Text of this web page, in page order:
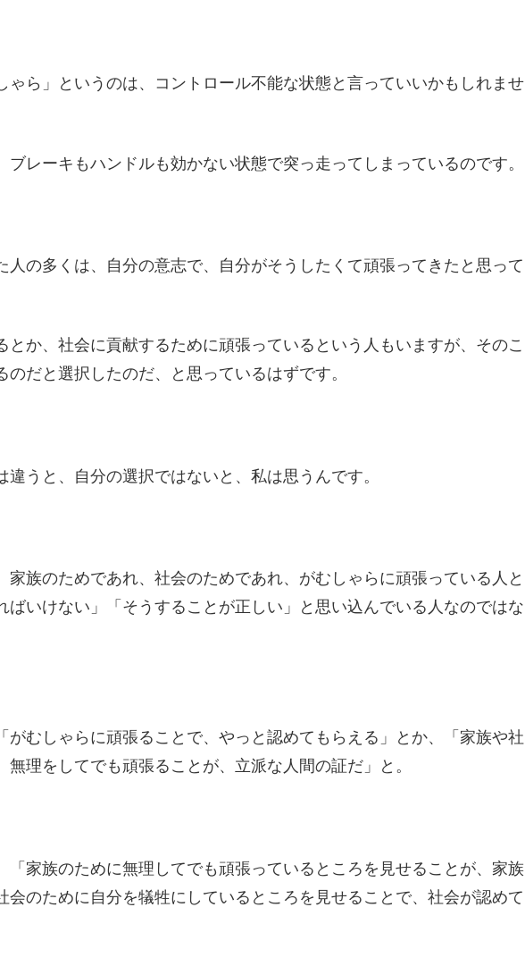
ゃら」というのは、コントロール不能な状態と言っていいかもしれませ
レーキもハンドルも効かない状態で突っ走ってしまっているのです。
人の多くは、自分の意志で、自分がそうしたくて頑張ってきたと思って
とか、社会に貢献するために頑張っているという人もいますが、そのこ
のだと選択したのだ、と思っているはずです。
違うと、自分の選択ではないと、私は思うんです。
家族のためであれ、社会のためであれ、がむしゃらに頑張っている人と
ばいけない」「そうすることが正しい」と思い込んでいる人なのではな
がむしゃらに頑張ることで、やっと認めてもらえる」とか、「家族や社
理をしてでも頑張ることが、立派な人間の証だ」と。
「家族のために無理してでも頑張っているところを見せることが、家族
会のために自分を犠牲にしているところを見せることで、社会が認めて